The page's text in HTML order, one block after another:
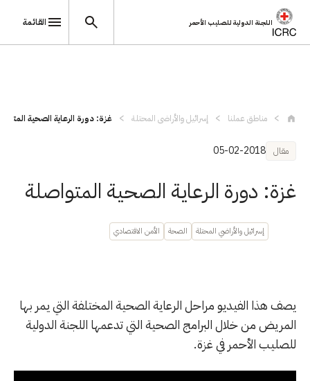
اللجنة الدولية للصليب الأحمر القائمة
مناطق عملنا إسرائيل والأراضي المحتلة غزة: دورة الرعاية الصحية
مقال 05-02-2018
غزة: دورة الرعاية الصحية المتواصلة
إسرائيل والأراضي المحتلة الصحة الأمن الاقتصادي
يصف هذا الفيديو مراحل الرعاية الصحية المختلفة التي يمر بها
المريض من خلال البرامج الصحية التي تدعمها اللجنة الدولية
للصليب الأحمر في غزة.